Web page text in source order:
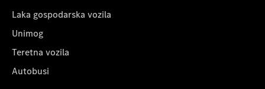
Laka gospodarska vozila
Unimog
Teretna vozila
Autobusi